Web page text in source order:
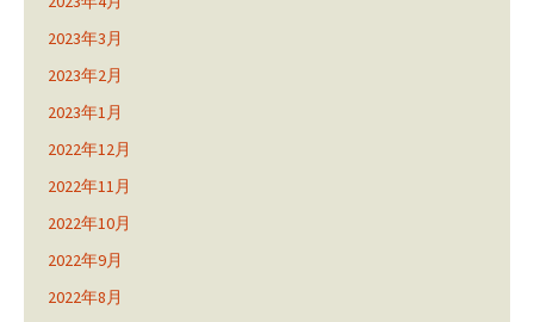
2023年3月
2023年2月
2023年1月
2022年12月
2022年11月
2022年10月
2022年9月
2022年8月